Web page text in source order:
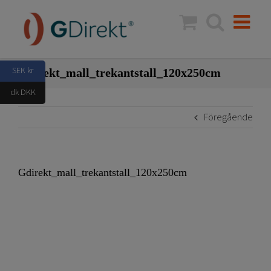
innehållet
Gdirekt_mall_trekantstall_120x250cm
Föregående
Gdirekt_mall_trekantstall_120x250cm
SEK kr
dk DKK